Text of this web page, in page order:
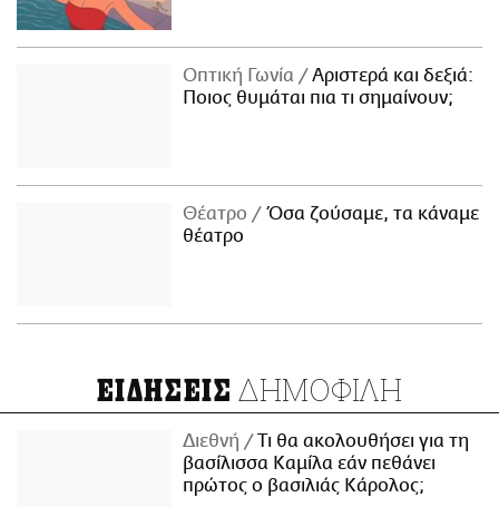
Οπτική Γωνία
Αριστερά και δεξιά:
Ποιος θυμάται πια τι σημαίνουν;
Θέατρο
Όσα ζούσαμε, τα κάναμε
θέατρο
ΕΙΔΗΣΕΙΣ ΔΗΜΟΦΙΛΗ
Διεθνή
Τι θα ακολουθήσει για τη
βασίλισσα Καμίλα εάν πεθάνει
πρώτος ο βασιλιάς Κάρολος;